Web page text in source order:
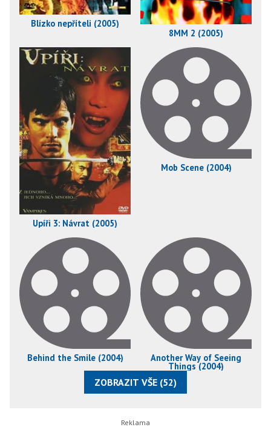
Blízko nepříteli (2005)
8MM 2 (2005)
Upíři 3: Návrat (2005)
Mob Scene (2004)
Behind the Smile (2004) Another Way of Seeing
Things (2004)
ZOBRAZIT VŠE (52)